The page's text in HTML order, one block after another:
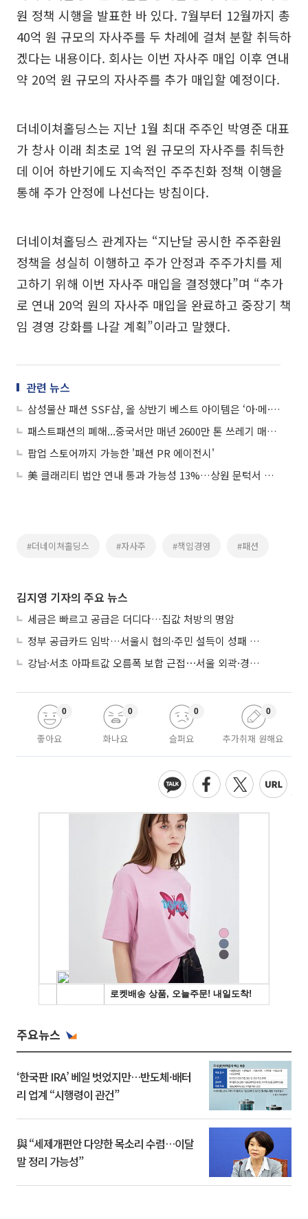
원 정책 시행을 발표한 바 있다. 7월부터 12월까지 총
40억 원 규모의 자사주를 두 차례에 걸쳐 분할 취득하
겠다는 내용이다. 회사는 이번 자사주 매입 이후 연내
약 20억 원 규모의 자사주를 추가 매입할 예정이다.
더네이쳐홀딩스는 지난 1월 최대 주주인 박영준 대표
가 창사 이래 최초로 1억 원 규모의 자사주를 취득한
데 이어 하반기에도 지속적인 주주친화 정책 이행을
통해 주가 안정에 나선다는 방침이다.
더네이쳐홀딩스 관계자는 “지난달 공시한 주주환원
정책을 성실히 이행하고 주가 안정과 주주가치를 제
고하기 위해 이번 자사주 매입을 결정했다”며 “추가
로 연내 20억 원의 자사주 매입을 완료하고 중장기 책
임 경영 강화를 나갈 계획”이라고 말했다.
관련 뉴스
삼성물산 패션 SSF샵, 올 상반기 베스트 아이템은 ‘아·메·르’
패스트패션의 폐해...중국서만 매년 2600만 톤 쓰레기 매립지로
팝업 스토어까지 가능한 '패션 PR 에이전시'
美 클래리티 법안 연내 통과 가능성 13%…상원 문턱서 제동
#더네이쳐홀딩스 #자사주 #책임경영 #패션
김지영 기자의 주요 뉴스
세금은 빠르고 공급은 더디다…집값 처방의 명암
정부 공급카드 임박…서울시 협의·주민 설득이 성패 가른다
강남·서초 아파트값 오름폭 보합 근접⋯서울 외곽·경기 남부 중심 매수세
좋아요
0
화나요
0
슬퍼요
0
추가취재 원해요
0
주요뉴스
‘한국판 IRA’ 베일 벗었지만…반도체·배터
리 업계 “시행령이 관건”
與 “세제개편안 다양한 목소리 수렴…이달
말 정리 가능성”